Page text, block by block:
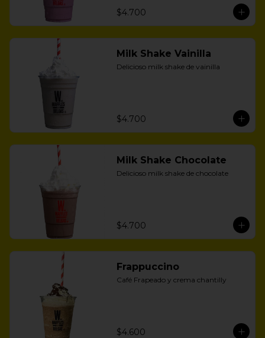
$4.700
Milk Shake Vainilla
Delicioso milk shake de vainilla
$4.700
Milk Shake Chocolate
Delicioso milk shake de chocolate
$4.700
Frappuccino
Café Frapeado y crema chantilly
$4.600